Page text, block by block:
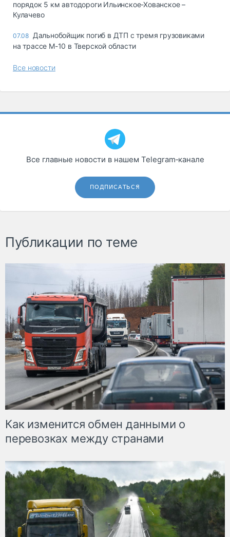
порядок 5 км автодороги Ильинское-Хованское –
Кулачево
07.08 Дальнобойщик погиб в ДТП с тремя грузовиками
на трассе М-10 в Тверской области
Все новости
Все главные новости в нашем Telegram‑канале
ПОДПИСАТЬСЯ
Публикации по теме
Как изменится обмен данными о
перевозках между странами